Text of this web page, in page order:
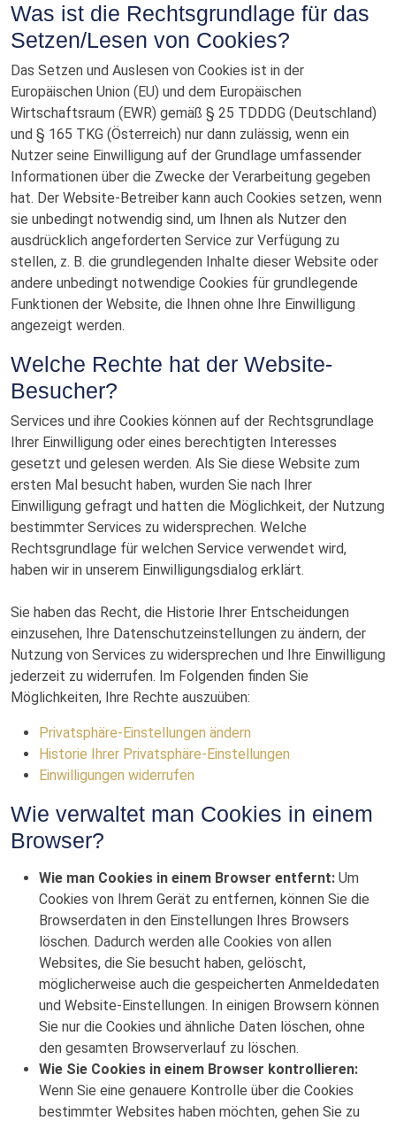
Was ist die Rechtsgrundlage für das
Setzen/Lesen von Cookies?
Das Setzen und Auslesen von Cookies ist in der
Europäischen Union (EU) und dem Europäischen
Wirtschaftsraum (EWR) gemäß § 25 TDDDG (Deutschland)
und § 165 TKG (Österreich) nur dann zulässig, wenn ein
Nutzer seine Einwilligung auf der Grundlage umfassender
Informationen über die Zwecke der Verarbeitung gegeben
hat. Der Website-Betreiber kann auch Cookies setzen, wenn
sie unbedingt notwendig sind, um Ihnen als Nutzer den
ausdrücklich angeforderten Service zur Verfügung zu
stellen, z. B. die grundlegenden Inhalte dieser Website oder
andere unbedingt notwendige Cookies für grundlegende
Funktionen der Website, die Ihnen ohne Ihre Einwilligung
angezeigt werden.
Welche Rechte hat der Website-
Besucher?
Services und ihre Cookies können auf der Rechtsgrundlage
Ihrer Einwilligung oder eines berechtigten Interesses
gesetzt und gelesen werden. Als Sie diese Website zum
ersten Mal besucht haben, wurden Sie nach Ihrer
Einwilligung gefragt und hatten die Möglichkeit, der Nutzung
bestimmter Services zu widersprechen. Welche
Rechtsgrundlage für welchen Service verwendet wird,
haben wir in unserem Einwilligungsdialog erklärt.
Sie haben das Recht, die Historie Ihrer Entscheidungen
einzusehen, Ihre Datenschutzeinstellungen zu ändern, der
Nutzung von Services zu widersprechen und Ihre Einwilligung
jederzeit zu widerrufen. Im Folgenden finden Sie
Möglichkeiten, Ihre Rechte auszuüben:
Privatsphäre-Einstellungen ändern
Historie Ihrer Privatsphäre-Einstellungen
Einwilligungen widerrufen
Wie verwaltet man Cookies in einem
Browser?
Wie man Cookies in einem Browser entfernt: Um
Cookies von Ihrem Gerät zu entfernen, können Sie die
Browserdaten in den Einstellungen Ihres Browsers
löschen. Dadurch werden alle Cookies von allen
Websites, die Sie besucht haben, gelöscht,
möglicherweise auch die gespeicherten Anmeldedaten
und Website-Einstellungen. In einigen Browsern können
Sie nur die Cookies und ähnliche Daten löschen, ohne
den gesamten Browserverlauf zu löschen.
Wie Sie Cookies in einem Browser kontrollieren:
Wenn Sie eine genauere Kontrolle über die Cookies
bestimmter Websites haben möchten, gehen Sie zu